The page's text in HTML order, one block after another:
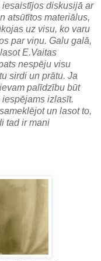
diskusijā ar
atsūtītos materiālus,
uz visu, ko varu
par viņu. Galu galā,
E.Vaitas
nespēju visu
sirdi un prātu. Ja
palīdzību būt
izlasīt.
un lasot to,
tad ir mani